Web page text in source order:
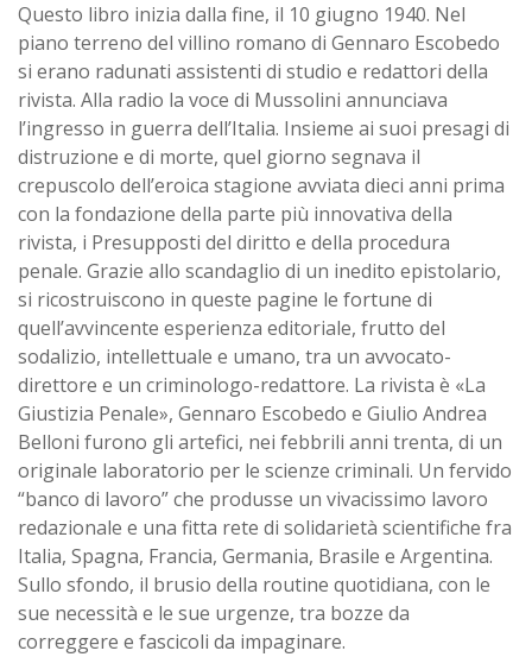
Questo libro inizia dalla fine, il 10 giugno 1940. Nel
piano terreno del villino romano di Gennaro Escobedo
si erano radunati assistenti di studio e redattori della
rivista. Alla radio la voce di Mussolini annunciava
l’ingresso in guerra dell’Italia. Insieme ai suoi presagi di
distruzione e di morte, quel giorno segnava il
crepuscolo dell’eroica stagione avviata dieci anni prima
con la fondazione della parte più innovativa della
rivista, i Presupposti del diritto e della procedura
penale. Grazie allo scandaglio di un inedito epistolario,
si ricostruiscono in queste pagine le fortune di
quell’avvincente esperienza editoriale, frutto del
sodalizio, intellettuale e umano, tra un avvocato-
direttore e un criminologo-redattore. La rivista è «La
Giustizia Penale», Gennaro Escobedo e Giulio Andrea
Belloni furono gli artefici, nei febbrili anni trenta, di un
originale laboratorio per le scienze criminali. Un fervido
“banco di lavoro” che produsse un vivacissimo lavoro
redazionale e una fitta rete di solidarietà scientifiche fra
Italia, Spagna, Francia, Germania, Brasile e Argentina.
Sullo sfondo, il brusio della routine quotidiana, con le
sue necessità e le sue urgenze, tra bozze da
correggere e fascicoli da impaginare.